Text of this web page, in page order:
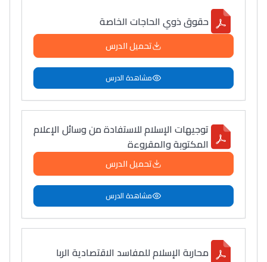
حقوق ذوي الحاجات الخاصة
تحميل الدرس
مشاهدة الدرس
توجيهات الإسلام للاستفادة من وسائل الإعلام
المكتوبة والمقروءة
تحميل الدرس
مشاهدة الدرس
محاربة الإسلام للمفاسد الاقتصادية الربا